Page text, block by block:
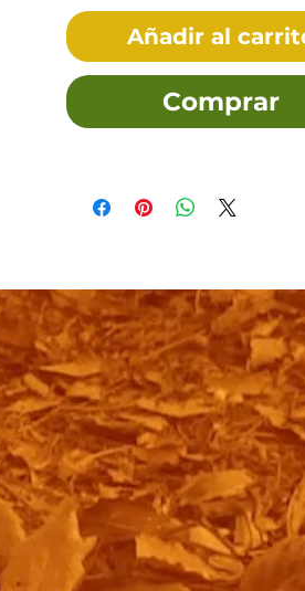
Añadir al
Comprar